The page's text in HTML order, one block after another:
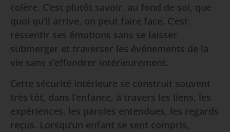
colère. C’est plutôt savoir, au fond de soi, que
quoi qu’il arrive, on peut faire face. C’est
ressentir ses émotions sans se laisser
submerger et traverser les événements de la
vie sans s’effondrer intérieurement.
Cette sécurité intérieure se construit souvent
très tôt, dans l’enfance, à travers les liens, les
expériences, les paroles entendues, les regards
reçus. Lorsqu’un enfant se sent compris,